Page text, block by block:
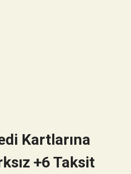
Kartlarına
+6 Taksit